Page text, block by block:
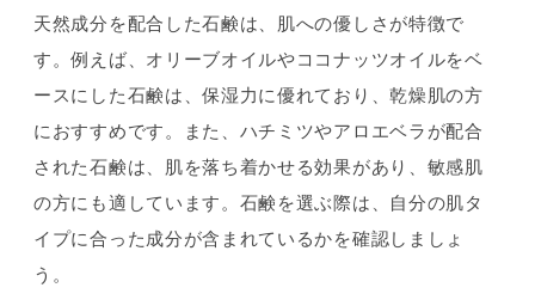
天然成分を配合した石鹸は、肌への優しさが特徴で
す。例えば、オリーブオイルやココナッツオイルをベ
ースにした石鹸は、保湿力に優れており、乾燥肌の方
におすすめです。また、ハチミツやアロエベラが配合
された石鹸は、肌を落ち着かせる効果があり、敏感肌
の方にも適しています。石鹸を選ぶ際は、自分の肌タ
イプに合った成分が含まれているかを確認しましょ
う。